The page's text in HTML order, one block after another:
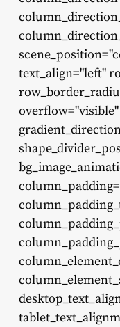
text_align="left"